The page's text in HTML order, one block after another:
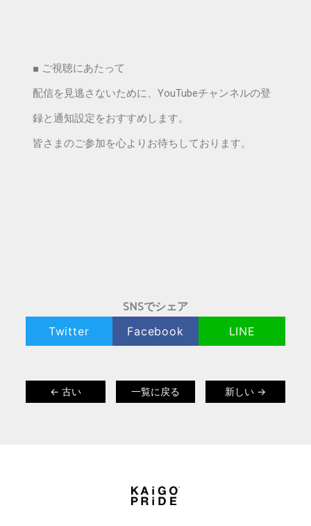
■ ご視聴にあたって
配信を見逃さないために、YouTubeチャンネルの登
録と通知設定をおすすめします。
皆さまのご参加を心よりお待ちしております。
SNSでシェア
Twitter Facebook LINE
← 古い 一覧に戻る 新しい →